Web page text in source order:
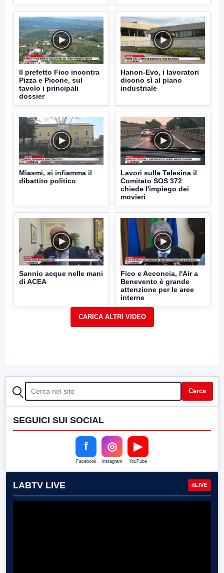
Il prefetto Fico incontra
Pizza e Picone, sul
tavolo i principali
dossier
Hanon-Evo, i lavoratori
dicono sì al piano
industriale
Miasmi, si infiamma il
dibattito politico
Lavori sulla Telesina il
Comitato SOS 372
chiede l'impiego dei
movieri
Sannio acque nelle mani
di ACEA
Fico e Acconcia, l'Air a
Benevento è grande
attenzione per le aree
interne
CERCA Cerca
SEGUICI SUI SOCIAL
f
Facebook
◎
Instagram
▶
YouTube
LABTV LIVE LIVE